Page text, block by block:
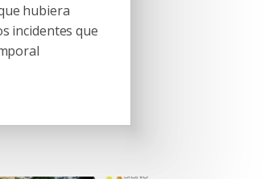
hubiera
incidentes que